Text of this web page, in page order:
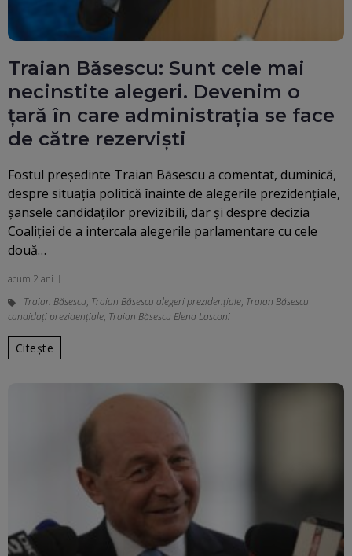
Traian Băsescu: Sunt cele mai
necinstite alegeri. Devenim o
țară în care administrația se face
de către rezerviști
Fostul președinte Traian Băsescu a comentat, duminică,
despre situația politică înainte de alegerile prezidențiale,
șansele candidaților previzibili, dar și despre decizia
Coaliției de a intercala alegerile parlamentare cu cele
două…
acum 2 ani
Traian Băsescu, Traian Băsescu alegeri prezidențiale, Traian Băsescu
candidați prezidențiale, Traian Băsescu Elena Lasconi
Citește